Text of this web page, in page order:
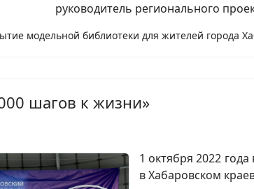
руководитель регионального
модельной библиотеки для жителей города
шагов к жизни»
1 октября 2022
в Хабаровском